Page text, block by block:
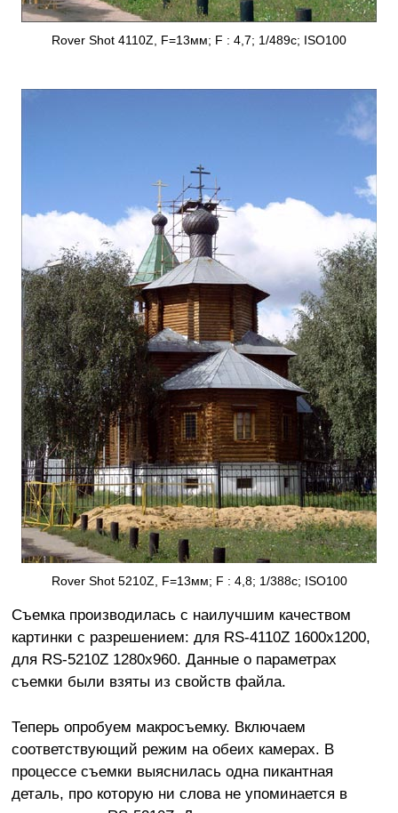
Rover Shot 4110Z, F=13мм; F : 4,7; 1/489с; ISO100
Rover Shot 5210Z, F=13мм; F : 4,8; 1/388с; ISO100
Съемка производилась с наилучшим качеством
картинки с разрешением: для RS-4110Z 1600х1200,
для RS-5210Z 1280х960. Данные о параметрах
съемки были взяты из свойств файла.
Теперь опробуем макросъемку. Включаем
соответствующий режим на обеих камерах. В
процессе съемки выяснилась одна пикантная
деталь, про которую ни слова не упоминается в